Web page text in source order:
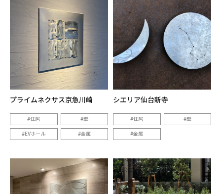
プライムネクサス京急川崎
住居 壁
EVホール 金属
シエリア仙台新寺
住居 壁
金属